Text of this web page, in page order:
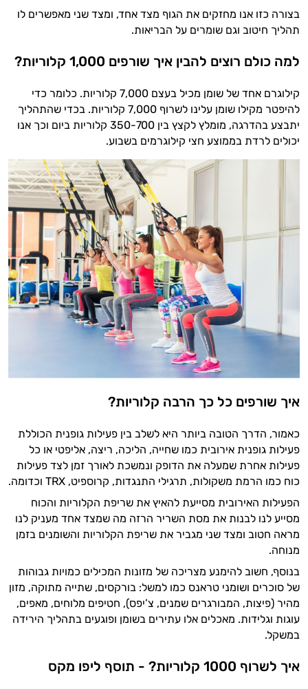
בצורה כזו אנו מחזקים את הגוף מצד אחד, ומצד שני מאפשרים לו
תהליך חיטוב וגם שומרים על הבריאות.
למה כולם רוצים להבין איך שורפים 1,000 קלוריות?
קילוגרם אחד של שומן מכיל בעצם 7,000 קלוריות. כלומר כדי
להיפטר מקילו שומן עלינו לשרוף 7,000 קלוריות. בכדי שהתהליך
יתבצע בהדרגה, מומלץ לקצץ בין 350-700 קלוריות ביום וכך אנו
יכולים לרדת בממוצע חצי קילוגרמים בשבוע.
איך שורפים כל כך הרבה קלוריות?
כאמור, הדרך הטובה ביותר היא לשלב בין פעילות גופנית הכוללת
פעילות גופנית אירובית כמו שחייה, הליכה, ריצה, אליפטי או כל
פעילות אחרת שמעלה את הדופק ונמשכת לאורך זמן לצד פעילות
כוח כמו הרמת משקולות, תרגילי התנגדות, קרוספיט, TRX וכדומה.
הפעילות האירובית מסייעת להאיץ את שריפת הקלוריות והכוח
מסייע לנו לבנות את מסת השריר הרזה מה שמצד אחד מעניק לנו
מראה חטוב ומצד שני מגביר את שריפת הקלוריות והשומנים בזמן
מנוחה.
בנוסף, חשוב להימנע מצריכה של מזונות המכילים כמויות גבוהות
של סוכרים ושומני טראנס כמו למשל: בורקסים, שתייה מתוקה, מזון
מהיר (פיצות, המבורגרים שמנים, צ’יפס), חטיפים מלוחים, מאפים,
עוגות וגלידות. מאכלים אלו עתירים בשומן ופוגעים בתהליך הירידה
במשקל.
איך לשרוף 1000 קלוריות? - תוסף ליפו מקס
אני יועץ הבריאות האישי AI של טבע בריא.
התשובות שלי מבוססות על מאגרי מידע קליניים
וספרות מקצועית בתחומי הרפואה הטבעית
ותזונת הספורט.
אני כאן כדי לעזור לך להתאים את תוספי
התזונה ומוצרי הבריאות המדויקים למטרות
עובדים יחד כדי למקסם תוצאות גם בחיי היום
יום וגם בתחום הכושר והספורט.
המטרה שלי היא להתאים עבורך המלצות
אישיות מבוססות מדעית.